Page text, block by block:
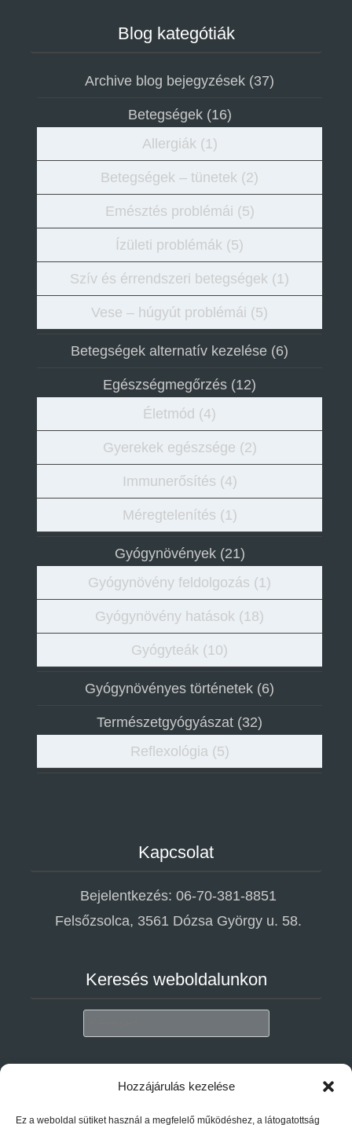
Hozzájárulás kezelése
Ez a weboldal sütiket használ a megfelelő működéshez, a látogatottság
Blog kategótiák
Archive blog bejegyzések (37)
Betegségek(16)
Allergiák (1)
Betegségek – tünetek (2)
Emésztés problémái (5)
Ízületi problémák (5)
Szív és érrendszeri betegségek (1)
Vese – húgyút problémái (5)
Betegségek alternatív kezelése (6)
Egészségmegőrzés (12)
Életmód (4)
Gyerekek egészsége (2)
Immunerősítés (4)
Méregtelenítés (1)
Gyógynövények(21)
Gyógynövény feldolgozás (1)
Gyógynövény hatások (18)
Gyógyteák (10)
Gyógynövényes történetek (6)
Természetgyógyászat (32)
Reflexológia (5)
Kapcsolat
Bejelentkezés: 06-70-381-8851
Felsőzsolca, 3561 Dózsa György u. 58.
Keresés weboldalunkon
Adatvédelem